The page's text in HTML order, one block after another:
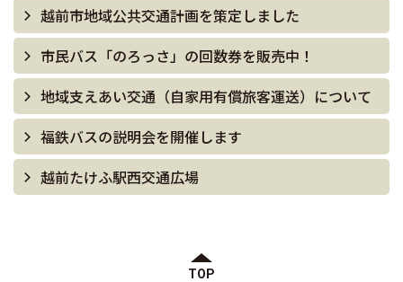
越前市地域公共交通計画を策定しました
市民バス「のろっさ」の回数券を販売中！
地域支えあい交通（自家用有償旅客運送）について
福鉄バスの説明会を開催します
越前たけふ駅西交通広場
TOP